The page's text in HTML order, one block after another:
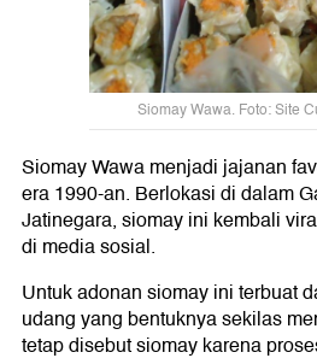
Siomay Wawa. Foto: Site
Siomay Wawa menjadi jajanan
era 1990-an. Berlokasi di dalam
Jatinegara, siomay ini kembali
di media sosial.
Untuk adonan siomay ini terbuat
udang yang bentuknya sekilas
tetap disebut siomay karena